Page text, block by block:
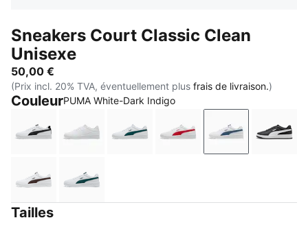
Sneakers Court Classic Clean
Unisexe
50,00 €
(Prix incl. 20% TVA, éventuellement plus frais de livraison.)
CouleurPUMA White-Dark Indigo
PUMA White-PUMA Black
PUMA White-Cool Light Gray
PUMA White-Varsity Green
PUMA White-For All
PUMA White-
PUMA White-Chocolate Fondue
PUMA White-Dark Green
Tailles